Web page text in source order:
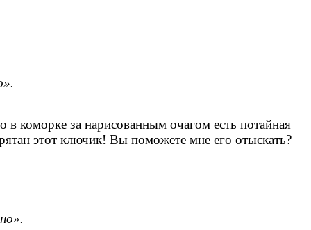
коморке за нарисованным очагом есть потайная
этот ключик! Вы поможете мне его отыскать?